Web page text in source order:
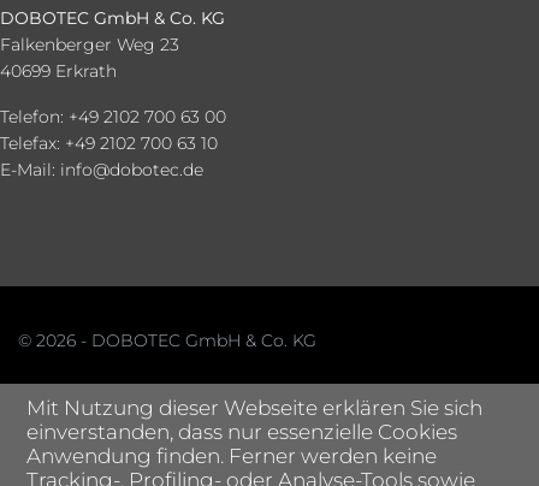
DOBOTEC GmbH & Co. KG
Falkenberger Weg 23
40699 Erkrath
Telefon: +49 2102 700 63 00
Telefax: +49 2102 700 63 10
E-Mail: info@dobotec.de
© 2026 - DOBOTEC GmbH & Co. KG
Mit Nutzung dieser Webseite erklären Sie sich
einverstanden, dass nur essenzielle Cookies
Anwendung finden. Ferner werden keine
Tracking-, Profiling- oder Analyse-Tools sowie